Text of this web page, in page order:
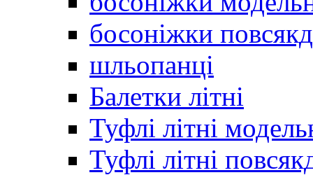
босоніжки
шльопанці
Балетки літні
Туфлі літні
Туфлі літні